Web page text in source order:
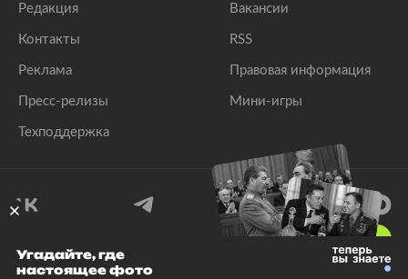
Редакция
Контакты
Реклама
Пресс-релизы
Техподдержка
Вакансии
RSS
Правовая информация
Мини-игры
© 1999–2026 Все права защищены.
Угадайте, где
настоящее фото